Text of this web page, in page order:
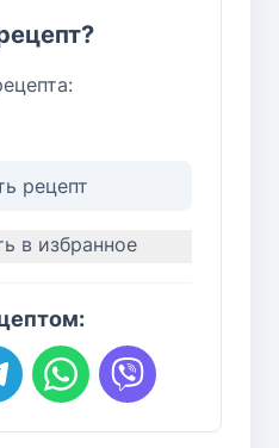
рецепт
в избранное